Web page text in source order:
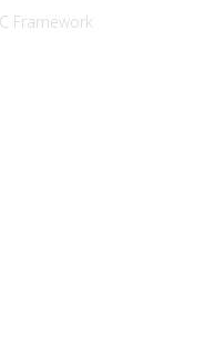
Framework